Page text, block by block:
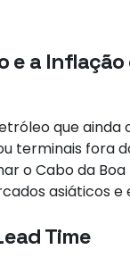
e a Inflação
que ainda
terminais fora
o Cabo da Boa
asiáticos e
Time